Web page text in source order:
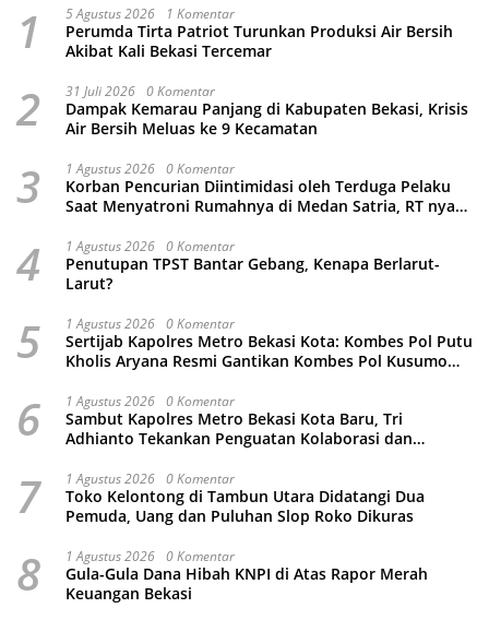
1 5 Agustus 2026 1 Komentar
Perumda Tirta Patriot Turunkan Produksi Air Bersih
Akibat Kali Bekasi Tercemar
2 31 Juli 2026 0 Komentar
Dampak Kemarau Panjang di Kabupaten Bekasi, Krisis
Air Bersih Meluas ke 9 Kecamatan
3 1 Agustus 2026 0 Komentar
Korban Pencurian Diintimidasi oleh Terduga Pelaku
Saat Menyatroni Rumahnya di Medan Satria, RT nya
4 1 Agustus 2026 0 Komentar
Penutupan TPST Bantar Gebang, Kenapa Berlarut-
Larut?
5 1 Agustus 2026 0 Komentar
Sertijab Kapolres Metro Bekasi Kota: Kombes Pol Putu
Kholis Aryana Resmi Gantikan Kombes Pol Kusumo
6 1 Agustus 2026 0 Komentar
Sambut Kapolres Metro Bekasi Kota Baru, Tri
Adhianto Tekankan Penguatan Kolaborasi dan
7 1 Agustus 2026 0 Komentar
Toko Kelontong di Tambun Utara Didatangi Dua
Pemuda, Uang dan Puluhan Slop Roko Dikuras
8 1 Agustus 2026 0 Komentar
Gula-Gula Dana Hibah KNPI di Atas Rapor Merah
Keuangan Bekasi